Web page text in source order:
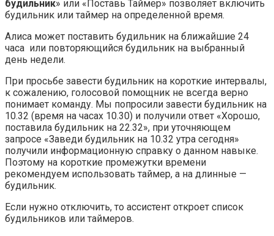
будильник» или «Поставь Таймер» позволяет включить
будильник или таймер на определенной время.
Алиса может поставить будильник на ближайшие 24
часа или повторяющийся будильник на выбранный
день недели.
При просьбе завести будильник на короткие интервалы,
к сожалению, голосовой помощник не всегда верно
понимает команду. Мы попросили завести будильник на
10.32 (время на часах 10.30) и получили ответ «Хорошо,
поставила будильник на 22.32», при уточняющем
запросе «Заведи будильник на 10.32 утра сегодня»
получили информационную справку о данном навыке.
Поэтому на короткие промежутки времени
рекомендуем использовать таймер, а на длинные —
будильник.
Если нужно отключить, то ассистент откроет список
будильников или таймеров.